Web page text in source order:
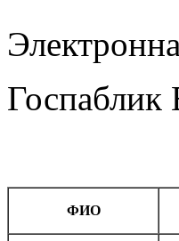
Госпаблик
ФИО